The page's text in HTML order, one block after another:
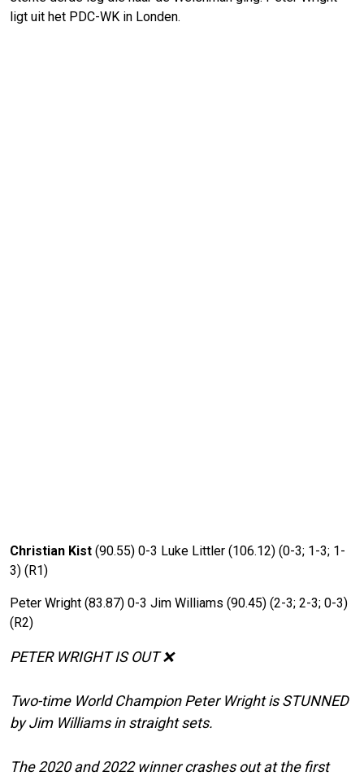
ligt uit het PDC-WK in Londen.
Christian Kist (90.55) 0-3 Luke Littler (106.12) (0-3; 1-3; 1-
3) (R1)
Peter Wright (83.87) 0-3 Jim Williams (90.45) (2-3; 2-3; 0-3)
(R2)
PETER WRIGHT IS OUT ❌
Two-time World Champion Peter Wright is STUNNED
by Jim Williams in straight sets.
The 2020 and 2022 winner crashes out at the first